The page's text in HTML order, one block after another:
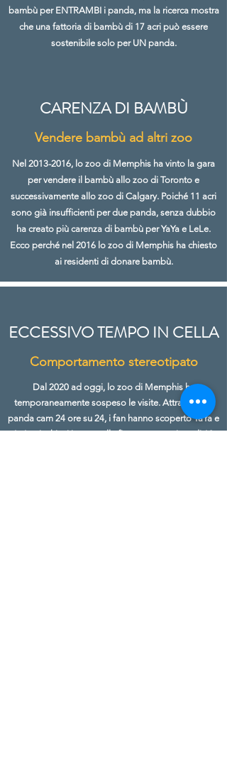
bambù per ENTRAMBI i panda, ma la ricerca mostra
che una fattoria di bambù di 17 acri può essere
sostenibile solo per UN panda.
CARENZA DI BAMBÙ
Vendere bambù ad altri zoo
Nel 2013-2016, lo zoo di Memphis ha vinto la gara
per vendere il bambù allo zoo di Toronto e
successivamente allo zoo di Calgary. Poiché 11 acri
sono già insufficienti per due panda, senza dubbio
ha creato più carenza di bambù per YaYa e LeLe.
Ecco perché nel 2016 lo zoo di Memphis ha chiesto
ai residenti di donare bambù.
ECCESSIVO TEMPO IN CELLA
Comportamento stereotipato
Dal 2020 ad oggi, lo zoo di Memphis ha
temporaneamente sospeso le visite. Attraverso la
panda cam 24 ore su 24, i fan hanno scoperto YaYa e
LeLe rinchiusi in una cella fino a un massimo di 18